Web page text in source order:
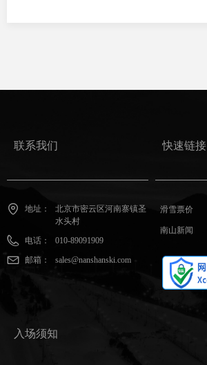
地址：
北京市密云区河南寨镇圣
水头村
电话：
010-89091909
邮箱：
sales@nanshanski.com
联系我们 快速链接
滑雪票价
南山新闻
入场须知